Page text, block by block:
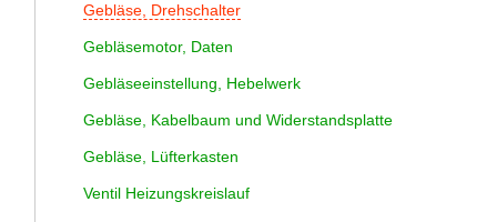
Gebläse, Drehschalter
Gebläsemotor, Daten
Gebläseeinstellung, Hebelwerk
Gebläse, Kabelbaum und Widerstandsplatte
Gebläse, Lüfterkasten
Ventil Heizungskreislauf